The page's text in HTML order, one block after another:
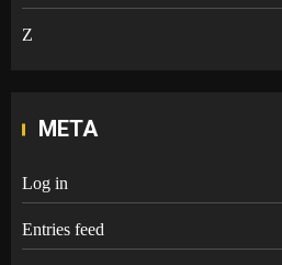
Z
META
Log in
Entries feed